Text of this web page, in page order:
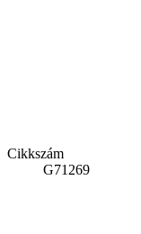
Cikkszám
G71269